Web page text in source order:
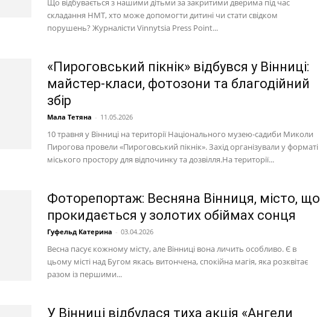
Що відбувається з нашими дітьми за закритими дверима під час
складання НМТ, хто може допомогти дитині чи стати свідком
порушень? Журналісти Vinnytsia Press Point...
«Пироговський пікнік» відбувся у Вінниці:
майстер-класи, фотозони та благодійний
збір
Мала Тетяна - 11.05.2026
10 травня у Вінниці на території Національного музею-садиби Миколи
Пирогова провели «Пироговський пікнік». Захід організували у форматі
міського простору для відпочинку та дозвілля.На території...
Фоторепортаж: Весняна Вінниця, місто, що
прокидається у золотих обіймах сонця
Гуфельд Катерина - 03.04.2026
Весна пасує кожному місту, але Вінниці вона личить особливо. Є в
цьому місті над Бугом якась витончена, спокійна магія, яка розквітає
разом із першими...
У Вінниці відбулася тиха акція «Ангели